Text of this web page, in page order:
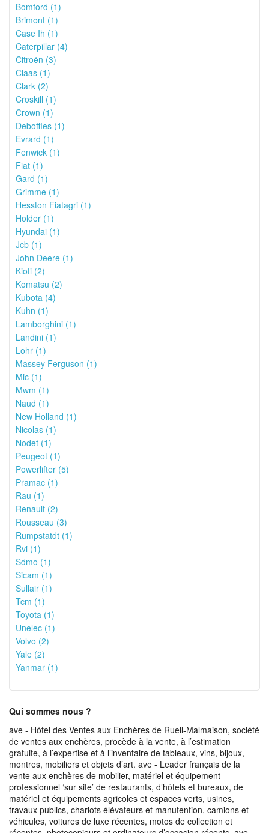
Bomford (1)
Brimont (1)
Case Ih (1)
Caterpillar (4)
Citroën (3)
Claas (1)
Clark (2)
Croskill (1)
Crown (1)
Deboffles (1)
Evrard (1)
Fenwick (1)
Fiat (1)
Gard (1)
Grimme (1)
Hesston Fiatagri (1)
Holder (1)
Hyundai (1)
Jcb (1)
John Deere (1)
Kioti (2)
Komatsu (2)
Kubota (4)
Kuhn (1)
Lamborghini (1)
Landini (1)
Lohr (1)
Massey Ferguson (1)
Mic (1)
Mwm (1)
Naud (1)
New Holland (1)
Nicolas (1)
Nodet (1)
Peugeot (1)
Powerlifter (5)
Pramac (1)
Rau (1)
Renault (2)
Rousseau (3)
Rumpstatdt (1)
Rvi (1)
Sdmo (1)
Sicam (1)
Sullair (1)
Tcm (1)
Toyota (1)
Unelec (1)
Volvo (2)
Yale (2)
Yanmar (1)
Qui sommes nous ?
ave - Hôtel des Ventes aux Enchères de Rueil-Malmaison, société
de ventes aux enchères, procède à la vente, à l’estimation
gratuite, à l’expertise et à l’inventaire de tableaux, vins, bijoux,
montres, mobiliers et objets d’art. ave - Leader français de la
vente aux enchères de mobilier, matériel et équipement
professionnel ‘sur site’ de restaurants, d’hôtels et bureaux, de
matériel et équipements agricoles et espaces verts, usines,
travaux publics, chariots élévateurs et manutention, camions et
véhicules, voitures de luxe récentes, motos de collection et